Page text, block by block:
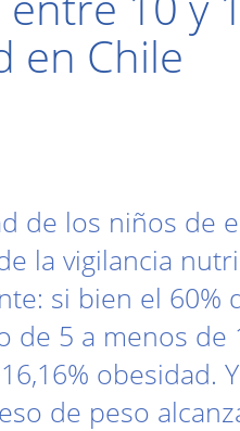
en Chile
de los niños de
la vigilancia
si bien el 60%
5 a menos de
obesidad.
de peso